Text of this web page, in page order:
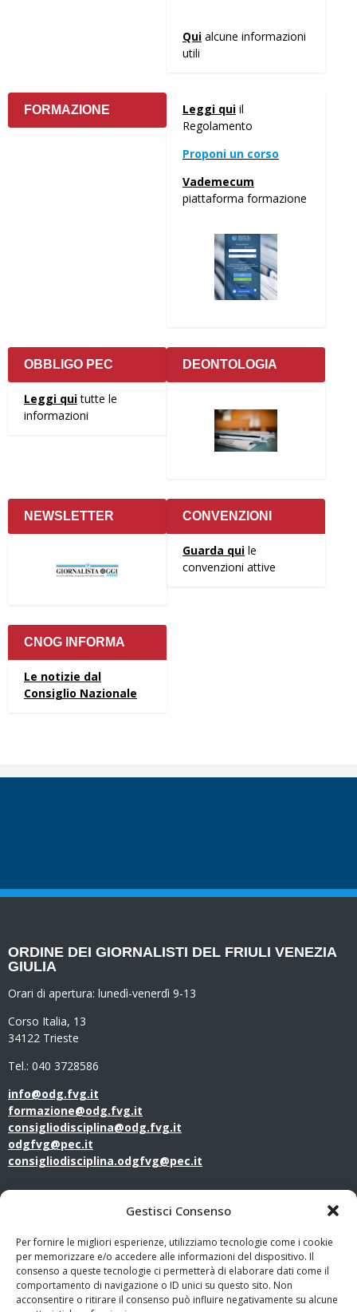
Gestisci Consenso
Per fornire le migliori esperienze, utilizziamo tecnologie come i cookie
per memorizzare e/o accedere alle informazioni del dispositivo. Il
consenso a queste tecnologie ci permetterà di elaborare dati come il
comportamento di navigazione o ID unici su questo sito. Non
acconsentire o ritirare il consenso può influire negativamente su alcune
Qui alcune informazioni
utili
FORMAZIONE Leggi qui il
Regolamento
Proponi un corso
Vademecum
piattaforma formazione
OBBLIGO PEC
Leggi quitutte le
informazioni
DEONTOLOGIA
NEWSLETTER CONVENZIONI
Guarda qui le
convenzioni attive
CNOG INFORMA
Le notizie dal
Consiglio Nazionale
ORDINE DEI GIORNALISTI DEL FRIULI VENEZIA
GIULIA
Orari di apertura: lunedì-venerdì 9-13
Corso Italia, 13
34122 Trieste
Tel.: 040 3728586
info@odg.fvg.it
formazione@odg.fvg.it
consigliodisciplina@odg.fvg.it
odgfvg@pec.it
consigliodisciplina.odgfvg@pec.it
Privacy Policy